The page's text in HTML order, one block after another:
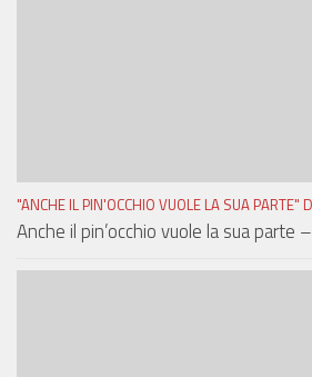
"ANCHE IL PIN'OCCHIO VUOLE LA SUA PARTE"
Anche il pin’occhio vuole la sua parte